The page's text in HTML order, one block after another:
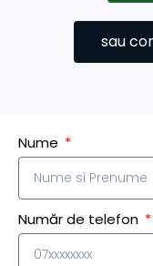
sau
Nume
Număr de telefon